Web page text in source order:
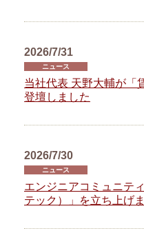
2026/7/31
ニュース
当社代表 天野大輔が「
登壇しました
2026/7/30
ニュース
エンジニアコミュニテ
テック）」を立ち上げ